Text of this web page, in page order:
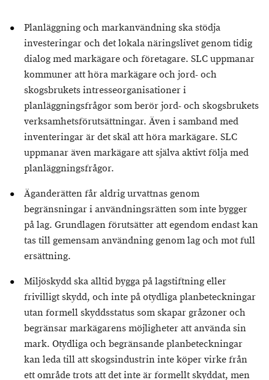
Planläggning och markanvändning ska stödja
investeringar och det lokala näringslivet genom tidig
dialog med markägare och företagare. SLC uppmanar
kommuner att höra markägare och jord- och
skogsbrukets intresseorganisationer i
planläggningsfrågor som berör jord- och skogsbrukets
verksamhetsförutsättningar. Även i samband med
inventeringar är det skäl att höra markägare. SLC
uppmanar även markägare att själva aktivt följa med
planläggningsfrågor.
Äganderätten får aldrig urvattnas genom
begränsningar i användningsrätten som inte bygger
på lag. Grundlagen förutsätter att egendom endast kan
tas till gemensam användning genom lag och mot full
ersättning.
Miljöskydd ska alltid bygga på lagstiftning eller
frivilligt skydd, och inte på otydliga planbeteckningar
utan formell skyddsstatus som skapar gråzoner och
begränsar markägarens möjligheter att använda sin
mark. Otydliga och begränsande planbeteckningar
kan leda till att skogsindustrin inte köper virke från
ett område trots att det inte är formellt skyddat, men